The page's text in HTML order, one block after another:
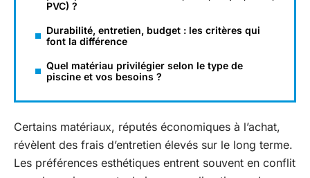
PVC) ?
Durabilité, entretien, budget : les critères qui
font la différence
Quel matériau privilégier selon le type de
piscine et vos besoins ?
Certains matériaux, réputés économiques à l’achat,
révèlent des frais d’entretien élevés sur le long terme.
Les préférences esthétiques entrent souvent en conflit